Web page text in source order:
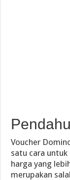
Voucher
satu cara
harga yang
merupakan